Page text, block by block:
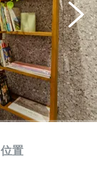
位置